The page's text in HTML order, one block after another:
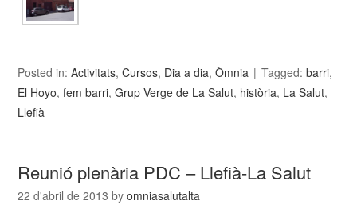
Posted in:Activitats,Cursos, Dia a dia,Òmnia Tagged:barri,
El Hoyo,fem barri,Grup Verge de La Salut, història, La Salut,
Llefià
Reunió plenària PDC – Llefià-La Salut
22 d'abril de 2013 byomniasalutalta